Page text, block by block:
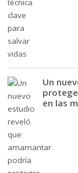
Un
en las